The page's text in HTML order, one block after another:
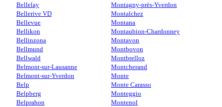
Bellelay
Bellerive VD
Bellevue
Bellikon
Bellinzona
Bellmund
Bellwald
Belmont-sur-Lausanne
Belmont-sur-Yverdon
Belp
Belpberg
Belprahon
Montagny-près-Yverdon
Montalchez
Montana
Montaubion-Chardonney
Montavon
Montbovon
Montbrelloz
Montcherand
Monte
Monte Carasso
Monteggio
Montenol